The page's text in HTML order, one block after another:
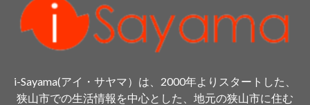
i-Sayama(アイ・サヤマ）は、2000年よりスタートした、
狭山市での生活情報を中心とした、地元の狭山市に住む